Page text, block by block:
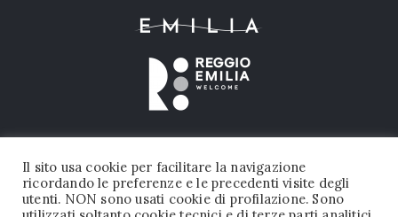
Il sito usa cookie per facilitare la navigazione
ricordando le preferenze e le precedenti visite degli
utenti. NON sono usati cookie di profilazione. Sono